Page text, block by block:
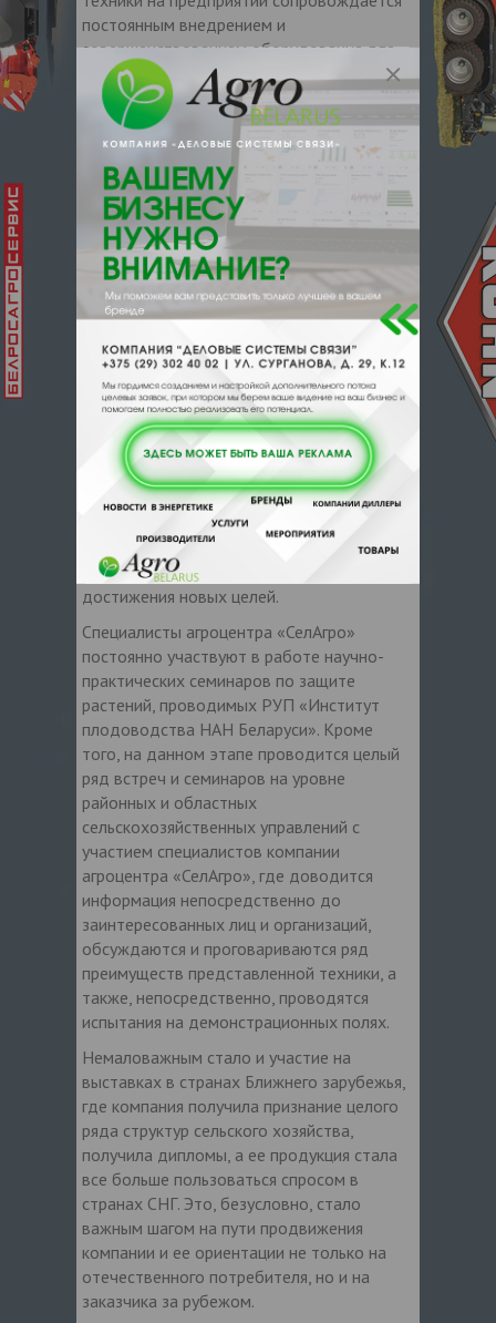
постоянным внедрением и
совершенствованием оборудования для
точного земледелия включая системы
навигации, компьютеры для садовых и
полевых опрыскивателей и
почвопробники. Агроцентр «СелАгро» так
же занимается продажей всего
необходимого перечня комплектующих
(ссылка на раздел Комплектующие) и
запасных частей к продукции
собственного производства,
осуществляет доставку собственного
груза до конечного потребителя, а также
оказывает транспортные услуги для
сторонних организаций.
Как результат всех стараний и заслуг,
компания получила премию «Лауреат
года» на конкурсе «Лучший
предприниматель 2009 года»,
проводимом Мингорисполкомом, что, в
свою очередь, стало не только мощным
толчком продвижения компании на рынок,
но и прекрасной возможностью
достижения новых целей.
Специалисты агроцентра «СелАгро»
постоянно участвуют в работе научно-
практических семинаров по защите
растений, проводимых РУП «Институт
плодоводства НАН Беларуси». Кроме
того, на данном этапе проводится целый
ряд встреч и семинаров на уровне
районных и областных
cельскохозяйственных управлений с
участием специалистов компании
агроцентра «СелАгро», где доводится
информация непосредственно до
заинтересованных лиц и организаций,
обсуждаются и проговариваются ряд
преимуществ представленной техники, а
также, непосредственно, проводятся
испытания на демонстрационных полях.
Немаловажным стало и участие на
выставках в странах Ближнего зарубежья,
где компания получила признание целого
ряда структур сельского хозяйства,
получила дипломы, а ее продукция стала
все больше пользоваться спросом в
странах СНГ. Это, безусловно, стало
важным шагом на пути продвижения
компании и ее ориентации не только на
отечественного потребителя, но и на
заказчика за рубежом.